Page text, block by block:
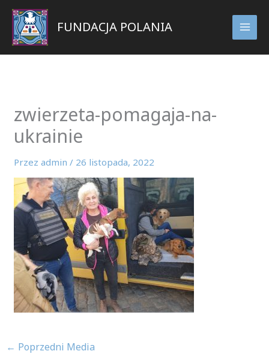
Przejdź
treści
FUNDACJA POLANIA
zwierzeta-pomagaja-na-
ukrainie
Przezadmin/ 26 listopada, 2022
← Poprzedni Media